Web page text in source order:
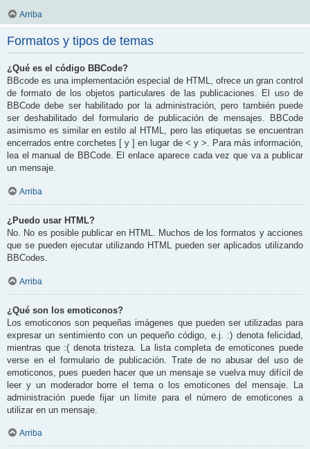
Arriba
Formatos y tipos de temas
¿Qué es el código BBCode?
BBcode es una implementación especial de HTML, ofrece un gran control
de formato de los objetos particulares de las publicaciones. El uso de
BBCode debe ser habilitado por la administración, pero también puede
ser deshabilitado del formulario de publicación de mensajes. BBCode
asimismo es similar en estilo al HTML, pero las etiquetas se encuentran
encerrados entre corchetes [ y ] en lugar de < y >. Para más información,
lea el manual de BBCode. El enlace aparece cada vez que va a publicar
un mensaje.
Arriba
¿Puedo usar HTML?
No. No es posible publicar en HTML. Muchos de los formatos y acciones
que se pueden ejecutar utilizando HTML pueden ser aplicados utilizando
BBCodes.
Arriba
¿Qué son los emoticonos?
Los emoticonos son pequeñas imágenes que pueden ser utilizadas para
expresar un sentimiento con un pequeño código, e.j. :) denota felicidad,
mientras que :( denota tristeza. La lista completa de emoticones puede
verse en el formulario de publicación. Trate de no abusar del uso de
emoticonos, pues pueden hacer que un mensaje se vuelva muy difícil de
leer y un moderador borre el tema o los emoticones del mensaje. La
administración puede fijar un límite para el número de emoticones a
utilizar en un mensaje.
Arriba